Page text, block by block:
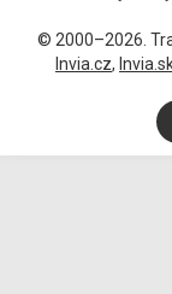
© 2000–2026.
Invia.cz,